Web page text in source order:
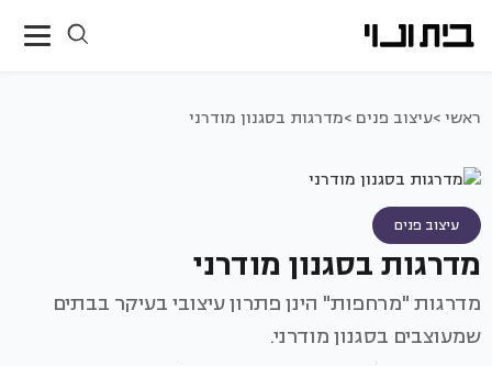
ראשי >עיצוב פנים >מדרגות בסגנון מודרני
עיצוב פנים
מדרגות בסגנון מודרני
מדרגות "מרחפות" הינן פתרון עיצובי בעיקר בבתים
שמעוצבים בסגנון מודרני.